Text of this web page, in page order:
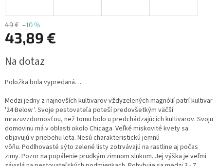
49 € –10 %
43,89 €
cena:
Na dotaz
Položka bola vypredaná…
Medzi jedny z najnovších kultivarov vždyzelených magnólií patrí kultivar
'24 Below '. Svoje pestovateľa poteší predovšetkým väčší
mrazuvzdornosťou, než tomu bolo u predchádzajúcich kultivarov. Svoju
domovinu má v oblasti okolo Chicaga. Veľké miskovité kvety sa
objavujú v priebehu leta. Nesú charakteristickú jemnú
vôňu. Podlhovasté sýto zelené listy zotrvávajú na rastline aj počas
zimy. Pozor na popálenie prudkým zimnom slnkom. Jej výška je veľmi